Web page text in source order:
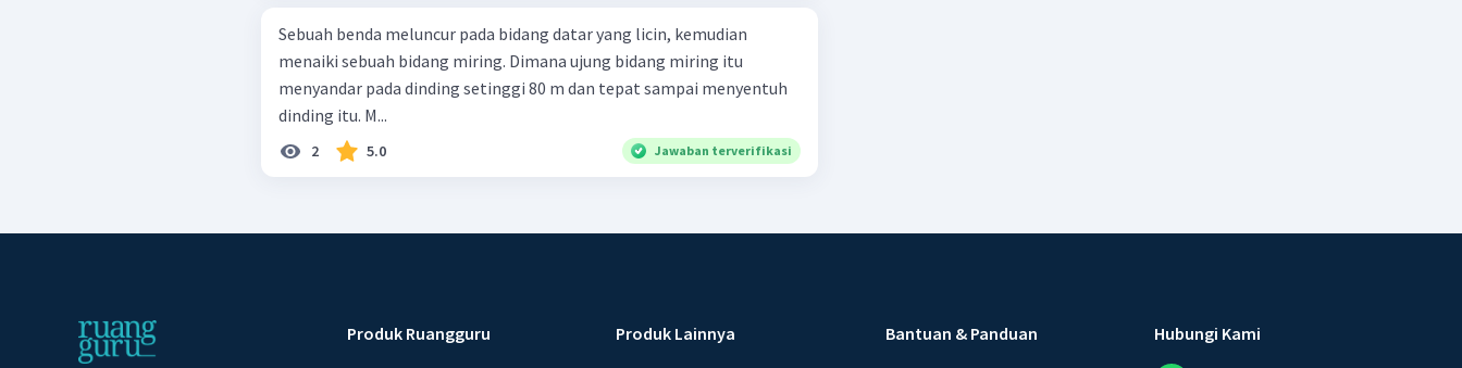
Sebuah benda meluncur pada bidang datar yang licin, kemudian
menaiki sebuah bidang miring. Dimana ujung bidang miring itu
menyandar pada dinding setinggi 80 m dan tepat sampai menyentuh
dinding itu. M...
2 5.0 Jawaban terverifikasi
Produk Ruangguru Produk Lainnya Bantuan & Panduan Hubungi Kami